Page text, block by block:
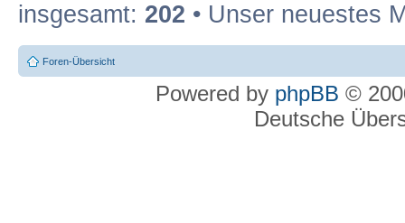
insgesamt: 202 • Unser neuestes
Foren-Übersicht
Powered by phpBB ©
Deutsche